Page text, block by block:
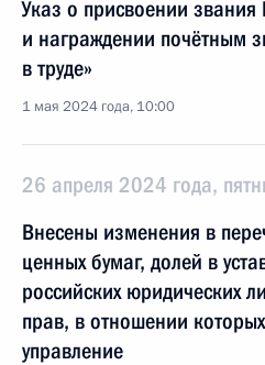
Указ о присвоении звания
и награждении почётным
в труде»
1 мая 2024 года, 10:00
26 апреля 2024 года,
Внесены изменения в
ценных бумаг, долей в
российских юридических
прав, в отношении
управление